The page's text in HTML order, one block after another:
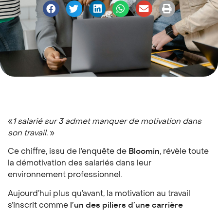
«1 salarié sur 3 admet manquer de motivation dans
son travail. »
Ce chiffre, issu de l’enquête de Bloomin, révèle toute
la démotivation des salariés dans leur
environnement professionnel.
Aujourd’hui plus qu’avant, la motivation au travail
s’inscrit comme l’un des piliers d’une carrière